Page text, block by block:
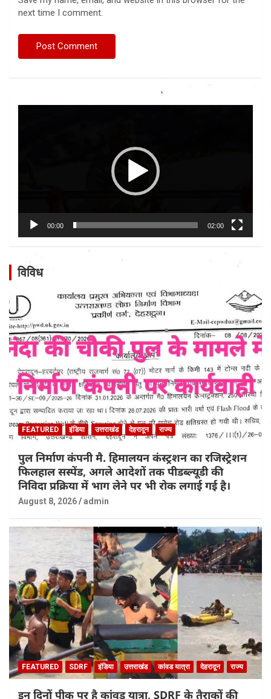
next time I comment.
00:00 02:00
विविध
FEATURED इंडिया उत्तराखंड देहरादून राज्य
पुल निर्माण कंपनी मै. हिमालयन कंस्ट्रशन का रजिस्ट्रेशन
फिलहाल सस्पेंड, अगले आदेशों तक पीडब्ल्यूडी की
निविदा प्रक्रिया में भाग लेने पर भी रोक लगाई गई है।
August 8, 2026 admin
FEATURED SDRF इंडिया उत्तराखंड कांवड यात्रा देहरादून राज्य
इन दिनों पीक पर है कांवड़ यात्रा, SDRF के तैराकों की